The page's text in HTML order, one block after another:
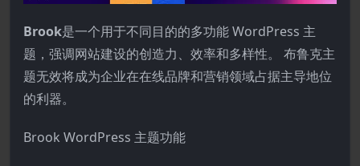
Brook是一个用于不同目的的多功能 WordPress 主
题，强调网站建设的创造力、效率和多样性。 布鲁克主
题无效将成为企业在在线品牌和营销领域占据主导地位
的利器。
Brook WordPress 主题功能